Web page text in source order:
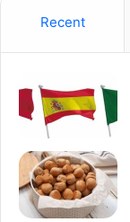
Recent